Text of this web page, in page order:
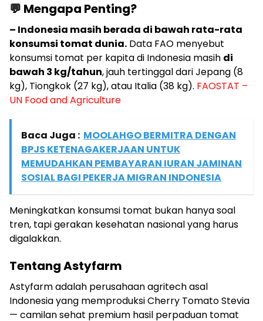
💬 Mengapa Penting?
– Indonesia masih berada di bawah rata-rata
konsumsi tomat dunia. Data FAO menyebut
konsumsi tomat per kapita di Indonesia masih di
bawah 3 kg/tahun, jauh tertinggal dari Jepang (8
kg), Tiongkok (27 kg), atau Italia (38 kg). FAOSTAT –
UN Food and Agriculture
Baca Juga : MOOLAHGO BERMITRA DENGAN
BPJS KETENAGAKERJAAN UNTUK
MEMUDAHKAN PEMBAYARAN IURAN JAMINAN
SOSIAL BAGI PEKERJA MIGRAN INDONESIA
Meningkatkan konsumsi tomat bukan hanya soal
tren, tapi gerakan kesehatan nasional yang harus
digalakkan.
Tentang Astyfarm
Astyfarm adalah perusahaan agritech asal
Indonesia yang memproduksi Cherry Tomato Stevia
— camilan sehat premium hasil perpaduan tomat